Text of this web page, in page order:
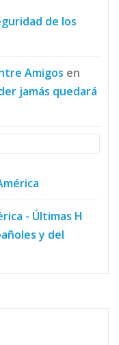
de los
Amigos en
jamás quedará
- Últimas H
y del